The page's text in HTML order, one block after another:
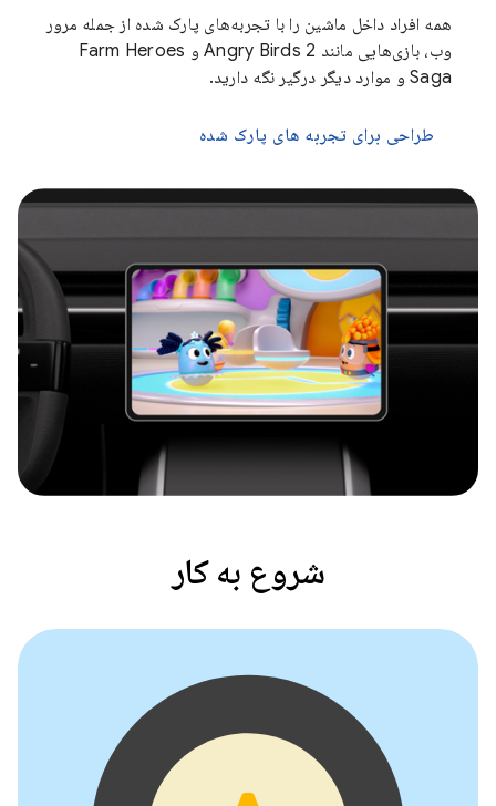
همه افراد داخل ماشین را با تجربه‌های پارک شده از جمله مرور
وب، بازی‌هایی مانند Angry Birds 2 و Farm Heroes
Saga و موارد دیگر درگیر نگه دارید.
طراحی برای تجربه های پارک شده
شروع به کار